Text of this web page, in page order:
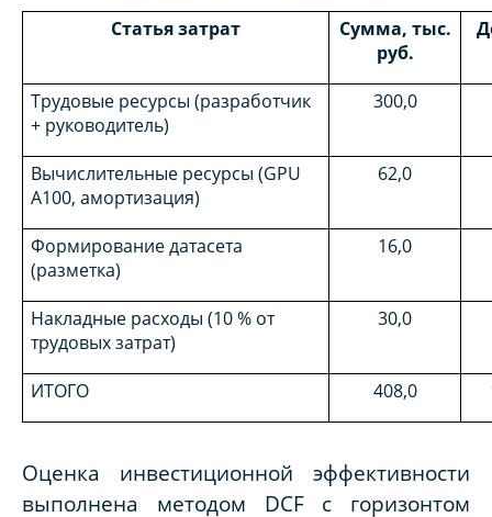
Статья затрат
Сумма, тыс.
руб.
Трудовые ресурсы (разработчик
+ руководитель)
300,0
Вычислительные ресурсы (GPU
A100, амортизация)
62,0
Формирование датасета
(разметка)
16,0
Накладные расходы (10 % от
трудовых затрат)
30,0
ИТОГО 408,0
Оценка инвестиционной эффективности
выполнена методом DCF с горизонтом